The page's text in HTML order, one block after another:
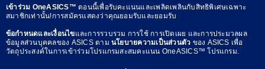
เข้าร่วม OneASICS™ตอนนี้เพื่อรับคะแนนและเพลิดเพลินกับสิทธิพิเศษเฉพาะ
สมาชิกเท่านั้น!การสมัครแสดงว่าคุณยอมรับและยอมรับ
ข้อกำหนดและเงื่อนไขและการรวบรวม การใช้ การเปิดเผย และการประมวลผล
ข้อมูลส่วนบุคคลของ ASICS ตาม นโยบายความเป็นส่วนตัว ของ ASICS เพื่อ
วัตถุประสงค์ในการเข้าร่วมโปรแกรมสะสมคะแนน OneASICS™ โปรแกรม.